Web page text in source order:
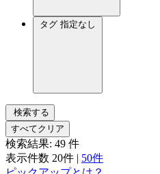
タグ 指定なし
検索する
すべてクリア
検索結果: 49 件
表示件数 20件 | 50件